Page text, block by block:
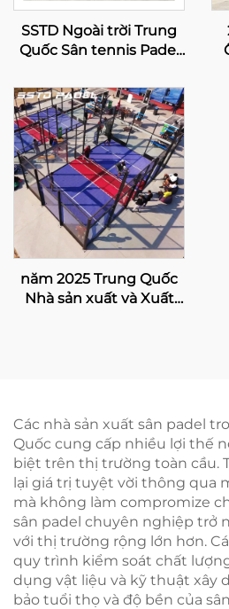
SSTD Ngoài trời Trung
Quốc Sân tennis Padel
chuyên nghiệp Kinh
điển Sân Padel Công
nghệ tiên tiến cho Câu
lạc bộ Padel 001-2
năm 2025 Trung Quốc
Nhà sản xuất và Xuất
Các nhà sản xuất sân padel
Quốc cung cấp nhiều lợi thế
biệt trên thị trường toàn cầu.
lại giá trị tuyệt vời thông qua
mà không làm compromize
sân padel chuyên nghiệp trở
với thị trường rộng lớn hơn.
quy trình kiểm soát chất
dụng vật liệu và kỹ thuật xây
bảo tuổi thọ và độ bền của